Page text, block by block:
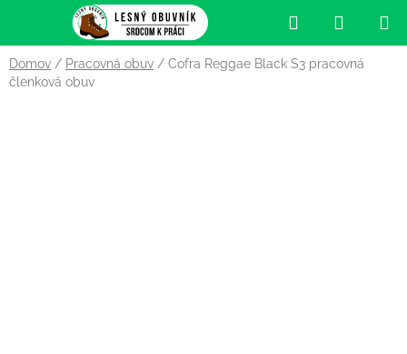
obsah
Hľadať
KOŠÍK
Domov / Pracovná obuv / Cofra Reggae Black S3 pracovná
členková obuv